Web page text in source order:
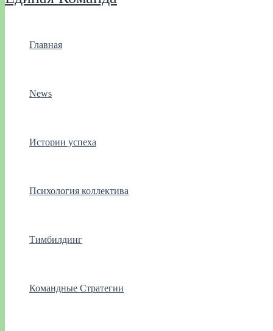
Главная
News
Истории успеха
Психология коллектива
Тимбилдинг
Командные Стратегии